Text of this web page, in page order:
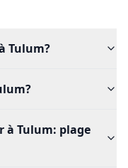
Tulum?
à Tulum: plage